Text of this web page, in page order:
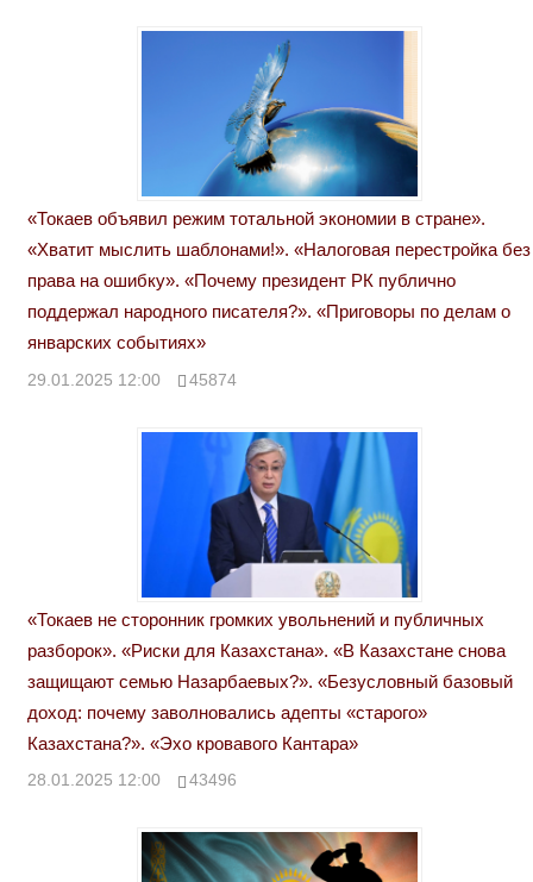
«Токаев объявил режим тотальной экономии в стране».
«Хватит мыслить шаблонами!». «Налоговая перестройка без
права на ошибку». «Почему президент РК публично
поддержал народного писателя?». «Приговоры по делам о
январских событиях»
29.01.2025 12:00 45874
«Токаев не сторонник громких увольнений и публичных
разборок». «Риски для Казахстана». «В Казахстане снова
защищают семью Назарбаевых?». «Безусловный базовый
доход: почему заволновались адепты «старого»
Казахстана?». «Эхо кровавого Кантара»
28.01.2025 12:00 43496